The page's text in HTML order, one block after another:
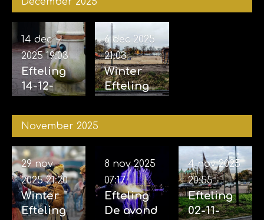
Efteling
14-12-
14 dec
2025 19:03
Winter
Efteling
2025
6 dec 2025
21:03
November 2025
Winter
Efteling
29 nov
2025 21:20
Efteling
De avond
8 nov 2025
07:17
Efteling
02-11-
4 nov 2025
20:55